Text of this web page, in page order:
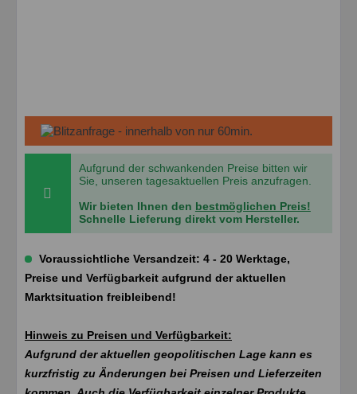
Aufgrund der schwankenden Preise bitten wir
Sie, unseren tagesaktuellen Preis anzufragen.
Wir bieten Ihnen den bestmöglichen Preis!
Schnelle Lieferung direkt vom Hersteller.
Voraussichtliche Versandzeit: 4 - 20 Werktage,
Preise und Verfügbarkeit aufgrund der aktuellen
Marktsituation freibleibend!
Hinweis zu Preisen und Verfügbarkeit:
Aufgrund der aktuellen geopolitischen Lage kann es
kurzfristig zu Änderungen bei Preisen und Lieferzeiten